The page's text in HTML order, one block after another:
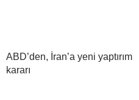
ABD’den, İran’a yeni yaptırım
kararı